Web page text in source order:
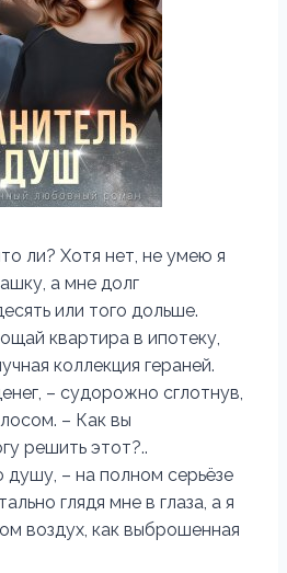
ли? Хотя нет, не умею я
а мне долг
или того дольше.
квартира в ипотеку,
коллекция гераней.
– судорожно сглотнув,
– Как вы
решить этот?..
– на полном серьёзе
глядя мне в глаза, а я
воздух, как выброшенная